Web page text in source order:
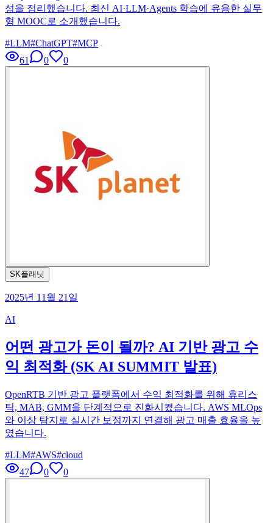
성을 정리했습니다. 최신 AI·LLM·Agents 학습에 유용한 실무
형 MOOC로 소개했습니다.
#LLM#ChatGPT#MCP
61
0 0
SK플래닛
2025년 11월 21일
AI
어떤 광고가 돈이 될까? AI 기반 광고 수
익 최적화 (SK AI SUMMIT 발표)
OpenRTB 기반 광고 플랫폼에서 수익 최적화를 위해 휴리스
틱, MAB, GMM을 단계적으로 진화시켰습니다. AWS MLOps
와 이상 탐지로 실시간 보정까지 연결해 광고 매출 효율을 높
였습니다.
#LLM#AWS#cloud
47
0 0